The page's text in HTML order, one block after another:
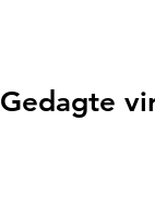
Gedagte